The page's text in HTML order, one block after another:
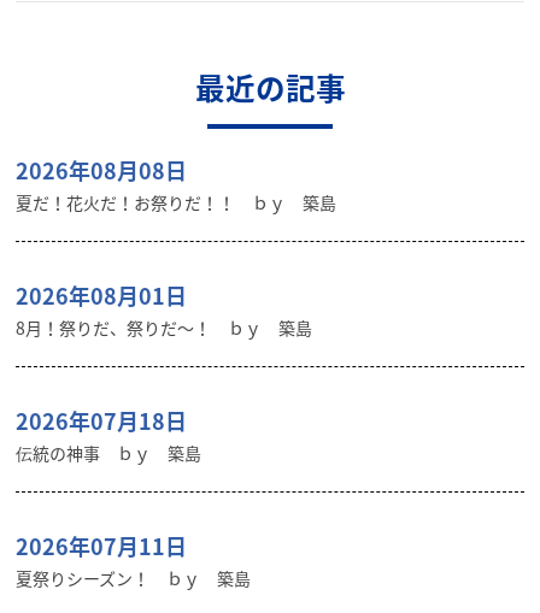
最近の記事
2026年08月08日
夏だ！花火だ！お祭りだ！！ ｂｙ 築島
2026年08月01日
8月！祭りだ、祭りだ～！ ｂｙ 築島
2026年07月18日
伝統の神事 ｂｙ 築島
2026年07月11日
夏祭りシーズン！ ｂｙ 築島